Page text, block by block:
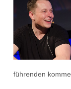
führenden